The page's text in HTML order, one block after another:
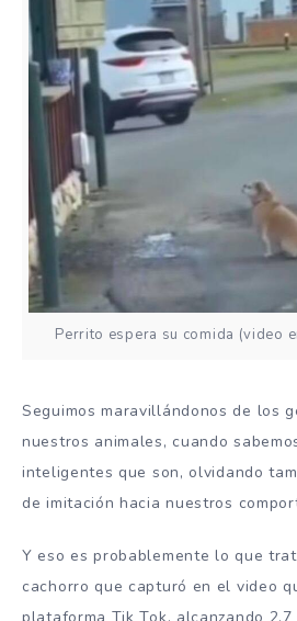
Perrito espera su comida (video
Seguimos maravillándonos de los
nuestros animales, cuando
inteligentes que son, olvidando
de imitación hacia nuestros
Y eso es probablemente lo que
cachorro que capturó en el video